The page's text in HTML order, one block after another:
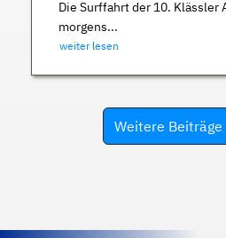
Die Surffahrt der 10. Klässler
morgens...
weiter lesen
Weitere Beiträge